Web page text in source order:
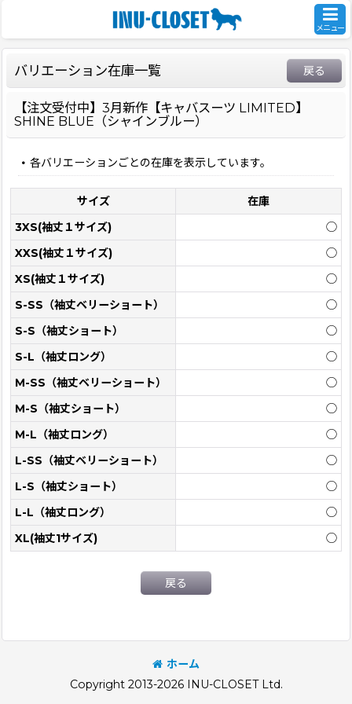
メニュー
バリエーション在庫一覧 戻る
【注文受付中】3月新作【キャバスーツ LIMITED】
SHINE BLUE（シャインブルー）
各バリエーションごとの在庫を表示しています。
サイズ
在庫
3XS(袖丈１サイズ)
◯
XXS(袖丈１サイズ)
◯
XS(袖丈１サイズ)
◯
S-SS（袖丈ベリーショート）
◯
S-S（袖丈ショート）
◯
S-L（袖丈ロング）
◯
M-SS（袖丈ベリーショート）
◯
M-S（袖丈ショート）
◯
M-L（袖丈ロング）
◯
L-SS（袖丈ベリーショート）
◯
L-S（袖丈ショート）
◯
L-L（袖丈ロング）
◯
XL(袖丈1サイズ)
◯
戻る
ホーム
Copyright 2013-2026 INU-CLOSET Ltd.